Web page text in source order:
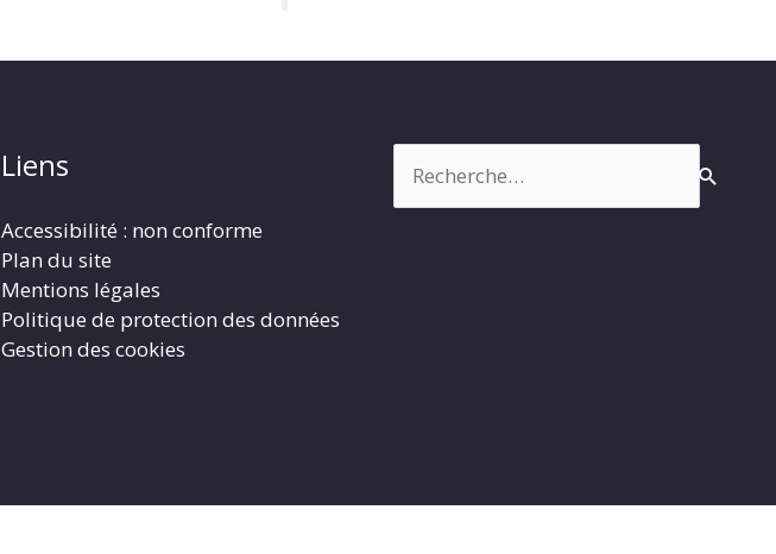
Liens
Accessibilité : non conforme
Plan du site
Mentions légales
Politique de protection des données
Gestion des cookies